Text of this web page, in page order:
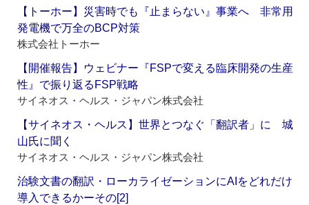
【トーホー】災害時でも『止まらない』事業へ 非常用
発電機で万全のBCP対策
株式会社トーホー
【開催報告】ウェビナー『FSPで変える臨床開発の生産
性』で振り返るFSP戦略
サイネオス・ヘルス・ジャパン株式会社
【サイネオス・ヘルス】世界とつなぐ「翻訳者」に 城
山氏に聞く
サイネオス・ヘルス・ジャパン株式会社
治験文書の翻訳・ローカライゼーションにAIをどれだけ
導入できるかーその[2]